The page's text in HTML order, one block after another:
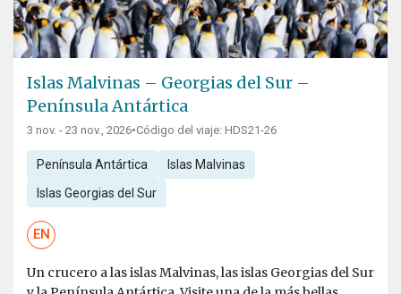
Islas Malvinas – Georgias del Sur –
Península Antártica
3 nov. - 23 nov., 2026•Código del viaje: HDS21-26
Península Antártica Islas Malvinas
Islas Georgias del Sur
EN
Un crucero a las islas Malvinas, las islas Georgias del Sur